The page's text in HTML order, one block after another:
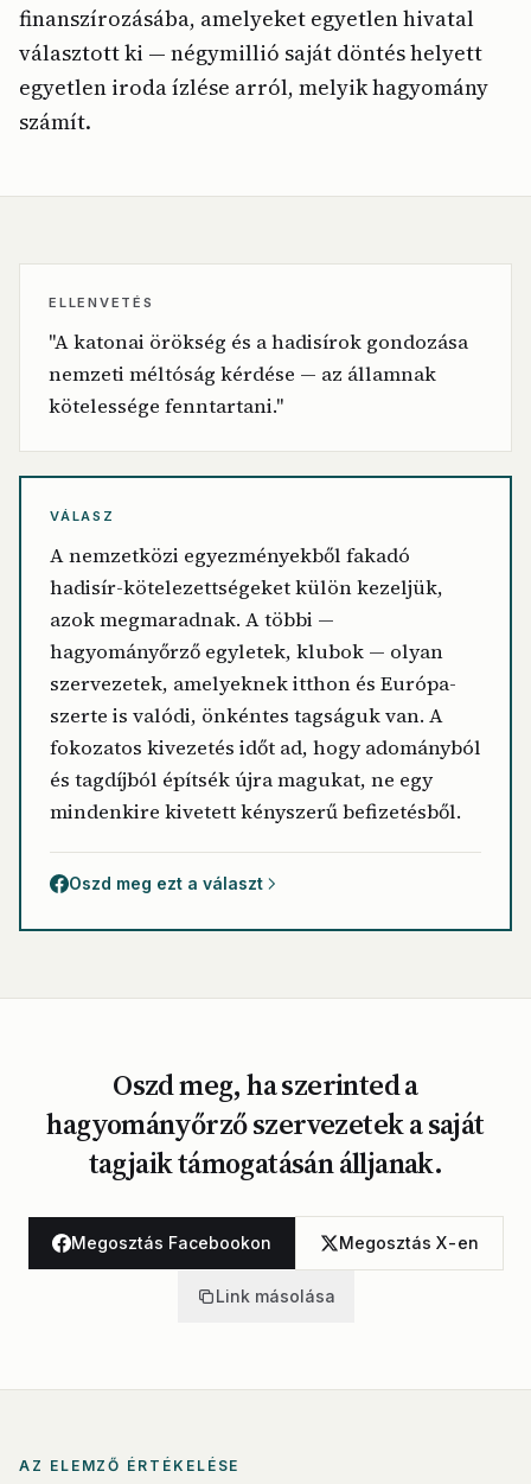
finanszírozásába, amelyeket egyetlen hivatal
választott ki — négymillió saját döntés helyett
egyetlen iroda ízlése arról, melyik hagyomány
számít.
ELLENVETÉS
"A katonai örökség és a hadisírok gondozása
nemzeti méltóság kérdése — az államnak
kötelessége fenntartani."
VÁLASZ
A nemzetközi egyezményekből fakadó
hadisír-kötelezettségeket külön kezeljük,
azok megmaradnak. A többi —
hagyományőrző egyletek, klubok — olyan
szervezetek, amelyeknek itthon és Európa-
szerte is valódi, önkéntes tagságuk van. A
fokozatos kivezetés időt ad, hogy adományból
és tagdíjból építsék újra magukat, ne egy
mindenkire kivetett kényszerű befizetésből.
Oszd meg ezt a választ
Oszd meg, ha szerinted a
hagyományőrző szervezetek a saját
tagjaik támogatásán álljanak.
Megosztás Facebookon Megosztás X-en
Link másolása
AZ ELEMZŐ ÉRTÉKELÉSE